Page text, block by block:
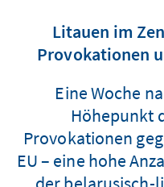
Litauen im
Provokationen
Eine Woche
Höhepunkt
Provokationen
EU – eine hohe